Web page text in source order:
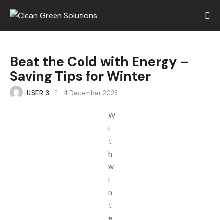
Beat the Cold with Energy –
Saving Tips for Winter
USER 3 4 December 2023
W
i
t
h
w
i
n
t
e